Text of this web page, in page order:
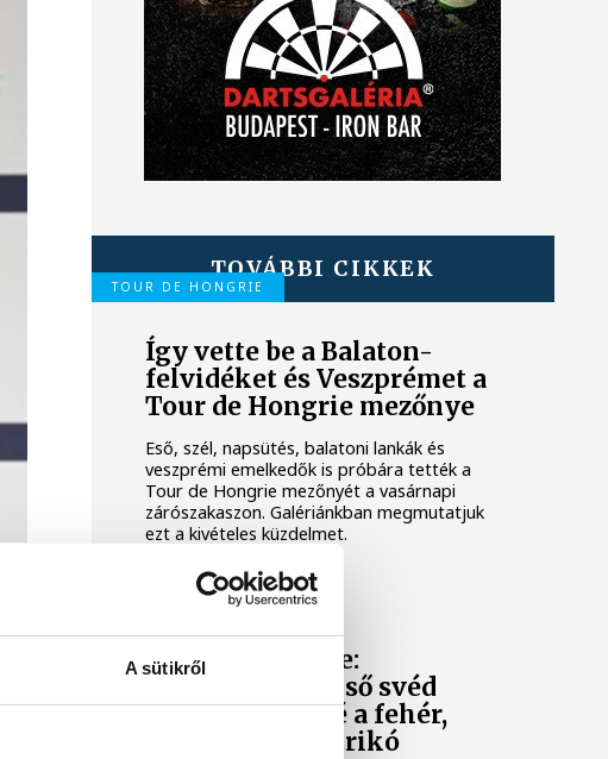
A sütikről
TOVÁBBI CIKKEK
TOUR DE HONGRIE
Így vette be a Balaton-
felvidéket és Veszprémet a
Tour de Hongrie mezőnye
Eső, szél, napsütés, balatoni lankák és
veszprémi emelkedők is próbára tették a
Tour de Hongrie mezőnyét a vasárnapi
zárószakaszon. Galériánkban megmutatjuk
ezt a kivételes küzdelmet.
TOUR DE HONGRIE
Tour de Hongrie:
Söderqvist az első svéd
győztes, Valteré a fehér,
Fetteré a piros trikó